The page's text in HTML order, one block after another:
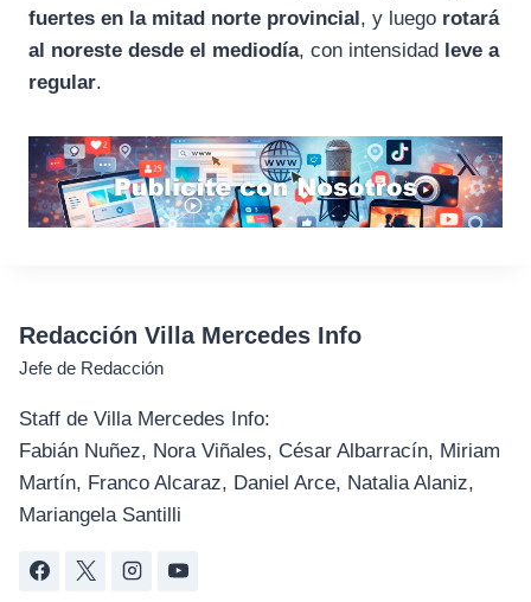
fuertes en la mitad norte provincial, y luego rotará
al noreste desde el mediodía, con intensidad leve a
regular.
Redacción Villa Mercedes Info
Jefe de Redacción
Staff de Villa Mercedes Info:
Fabián Nuñez, Nora Viñales, César Albarracín, Miriam
Martín, Franco Alcaraz, Daniel Arce, Natalia Alaniz,
Mariangela Santilli